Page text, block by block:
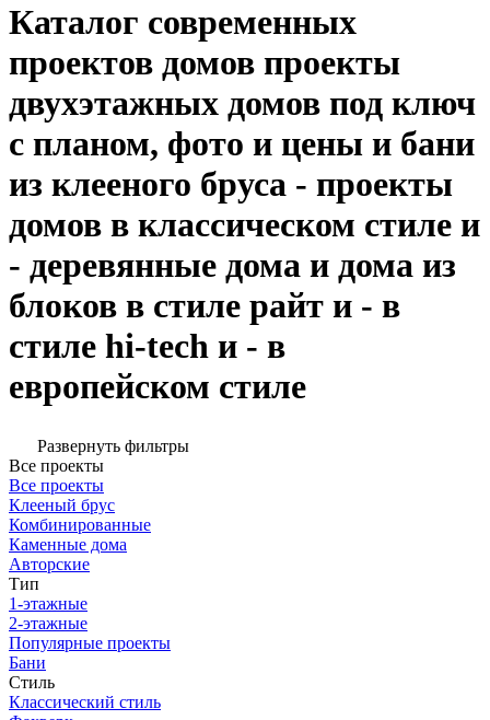
Каталог современных
проектов домов проекты
двухэтажных домов под ключ
с планом, фото и цены и бани
из клееного бруса - проекты
домов в классическом стиле и
- деревянные дома и дома из
блоков в стиле райт и - в
стиле hi-tech и - в
европейском стиле
Развернуть фильтры
Все проекты
Все проекты
Клееный брус
Комбинированные
Каменные дома
Авторские
Тип
1-этажные
2-этажные
Популярные проекты
Бани
Стиль
Классический стиль